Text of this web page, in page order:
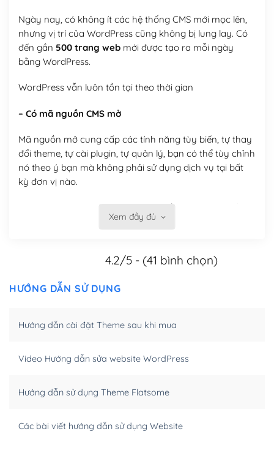
Ngày nay, có không ít các hệ thống CMS mới mọc lên,
nhưng vị trí của WordPress cũng không bị lung lay. Có
đến gần 500 trang webmới được tạo ra mỗi ngày
bằng WordPress.
WordPress vẫn luôn tồn tại theo thời gian
– Có mã nguồn CMS mở
Mã nguồn mở cung cấp các tính năng tùy biến, tự thay
đổi theme, tự cài plugin, tự quản lý, bạn có thể tùy chỉnh
nó theo ý bạn mà không phải sử dụng dịch vụ tại bất
kỳ đơn vị nào.
Việc của bạn là đăng ký một tên miền và hosting để
hóa nội dung cho SEO.
Khi bạn dùng WordPress để thiết kế web thì trang web
– Dễ dàng tùy chỉnh, sửa chữa
Xem đầy đủ
4.2/5 - (41 bình chọn)
HƯỚNG DẪN SỬ DỤNG
Hướng dẫn cài đặt Theme sau khi mua
Video Hướng dẫn sửa website WordPress
Hướng dẫn sử dụng Theme Flatsome
Các bài viết hướng dẫn sử dụng Website